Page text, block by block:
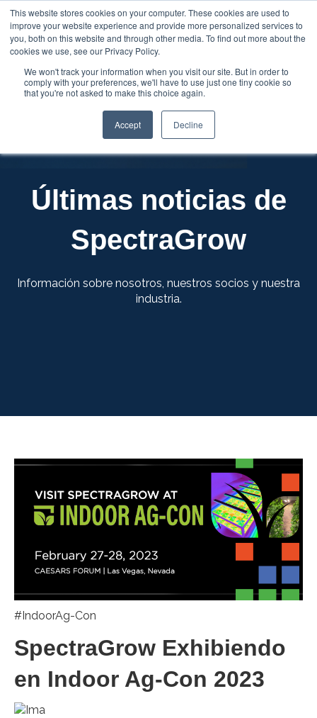
This website stores cookies on your computer. These cookies are used to
improve your website experience and provide more personalized services to
you, both on this website and through other media. To find out more about the
cookies we use, see our Privacy Policy.
We won't track your information when you visit our site. But in order to
comply with your preferences, we'll have to use just one tiny cookie so
that you're not asked to make this choice again.
Accept Decline
Abrir
Últimas noticias de
SpectraGrow
Información sobre nosotros, nuestros socios y nuestra
industria.
#IndoorAg-Con
SpectraGrow Exhibiendo
en Indoor Ag-Con 2023